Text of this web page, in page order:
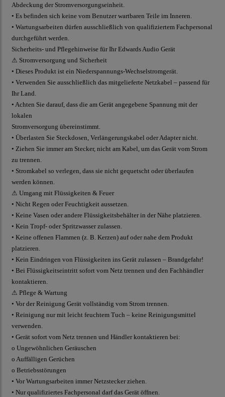
Abdeckung der Stromversorgungseinheit.
• Es befinden sich keine vom Benutzer wartbaren Teile im Inneren.
• Wartungsarbeiten dürfen ausschließlich von qualifiziertem Fachpersonal
durchgeführt werden.
Sicherheits- und Pflegehinweise für Ihr Edwards Audio Gerät
⚠ Stromversorgung und Sicherheit
• Dieses Produkt ist ein Niederspannungs-Wechselstromgerät.
• Verwenden Sie ausschließlich das mitgelieferte Netzkabel – passend für
Ihr Land.
• Achten Sie darauf, dass die am Gerät angegebene Spannung mit der
lokalen
Stromversorgung übereinstimmt.
• Überlasten Sie Steckdosen, Verlängerungskabel oder Adapter nicht.
• Ziehen Sie immer am Stecker, nicht am Kabel, um das Gerät vom Strom
zu trennen.
• Stromkabel so verlegen, dass sie nicht gequetscht oder überlaufen
werden können.
⚠ Umgang mit Flüssigkeiten & Feuer
• Nicht Regen oder Feuchtigkeit aussetzen.
• Keine Vasen oder andere Flüssigkeitsbehälter in der Nähe platzieren.
• Kein Tropf- oder Spritzwasser zulassen.
• Keine offenen Flammen (z. B. Kerzen) auf oder nahe dem Produkt
platzieren.
• Kein Eindringen von Flüssigkeiten ins Gerät zulassen – Brandgefahr!
• Bei Flüssigkeitseintritt sofort vom Netz trennen und den Fachhändler
kontaktieren.
⚠ Pflege & Wartung
• Vor der Reinigung Gerät vollständig vom Strom trennen.
• Reinigung nur mit leicht feuchtem Tuch – keine Reinigungsmittel
verwenden.
• Gerät sofort vom Netz trennen und Händler kontaktieren bei:
o Ungewöhnlichen Geräuschen
o Auffälligen Gerüchen
o Betriebsstörungen
• Vor Wartungsarbeiten immer Netzstecker ziehen.
• Nur qualifiziertes Fachpersonal darf das Gerät öffnen.